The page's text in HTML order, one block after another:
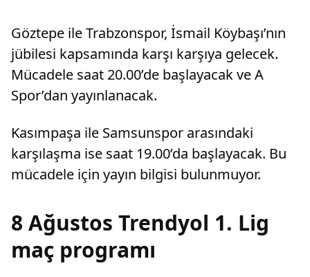
açıkladı.
Göztepe ile Trabzonspor, İsmail Köybaşı’nın
jübilesi kapsamında karşı karşıya gelecek.
Mücadele saat 20.00’de başlayacak ve A
Spor’dan yayınlanacak.
Kasımpaşa ile Samsunspor arasındaki
karşılaşma ise saat 19.00’da başlayacak. Bu
mücadele için yayın bilgisi bulunmuyor.
8 Ağustos Trendyol 1. Lig
maç programı